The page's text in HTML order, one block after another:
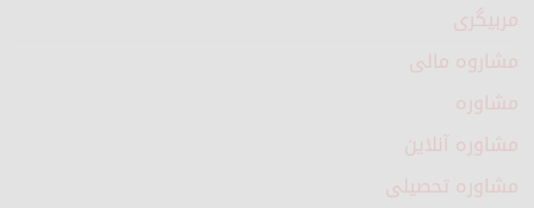
مربیگری
مشاروه مالی
مشاوره
مشاوره آنلاین
مشاوره تحصیلی